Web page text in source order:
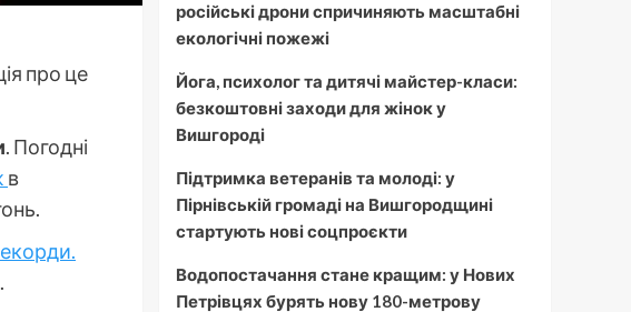
про це
. Погодні
в
російські дрони спричиняють масштабні
екологічні пожежі
Йога, психолог та дитячі майстер-класи:
безкоштовні заходи для жінок у
Вишгороді
Підтримка ветеранів та молоді: у
Пірнівській громаді на Вишгородщині
стартують нові соцпроєкти
Водопостачання стане кращим: у Нових
Петрівцях бурять нову 180-метрову